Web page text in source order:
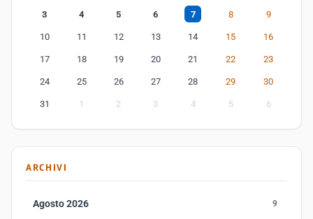
3 4 5 6 7 8 9
10 11 12 13 14 15 16
17 18 19 20 21 22 23
24 25 26 27 28 29 30
31 1 2 3 4 5 6
ARCHIVI
Agosto 2026 9